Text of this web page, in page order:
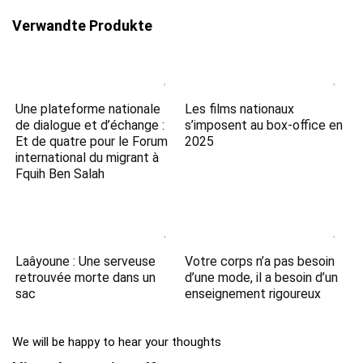
Verwandte Produkte
Une plateforme nationale
de dialogue et d’échange :
Et de quatre pour le Forum
international du migrant à
Fquih Ben Salah
Les films nationaux
s’imposent au box-office en
2025
Laâyoune : Une serveuse
retrouvée morte dans un
sac
Votre corps n’a pas besoin
d’une mode, il a besoin d’un
enseignement rigoureux
We will be happy to hear your thoughts